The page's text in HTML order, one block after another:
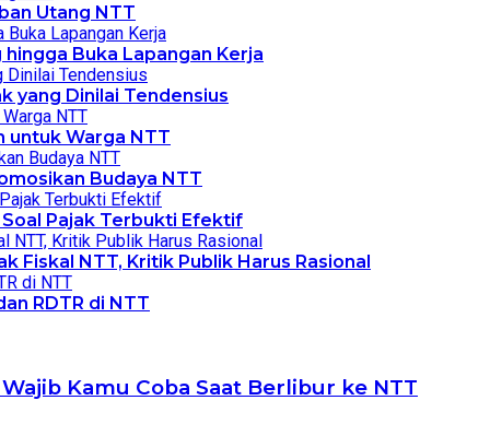
Utang NTT
Buka Lapangan Kerja
yang Dinilai Tendensius
untuk Warga NTT
Budaya NTT
Soal Pajak Terbukti Efektif
Fiskal NTT, Kritik Publik Harus Rasional
RDTR di NTT
Kamu Coba Saat Berlibur ke NTT